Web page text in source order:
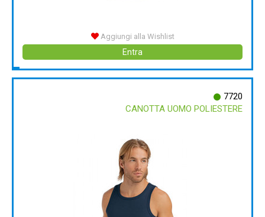
Aggiungi alla Wishlist
Entra
7720
CANOTTA UOMO POLIESTERE